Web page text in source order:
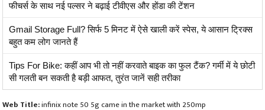
फीचर्स के साथ नई पल्सर ने बढ़ाई टीवीएस और होंडा की टेंशन
Gmail Storage Full? सिर्फ 5 मिनट में ऐसे खाली करें स्पेस, ये आसान ट्रिक्स
बहुत कम लोग जानते हैं
Tips For Bike: कहीं आप भी तो नहीं करवाते बाइक का फुल टैंक? गर्मी में ये छोटी
सी गलती बन सकती है बड़ी आफत, तुरंत जानें सही तरीका
Web Title:infinix note 50 5g came in the market with 250mp